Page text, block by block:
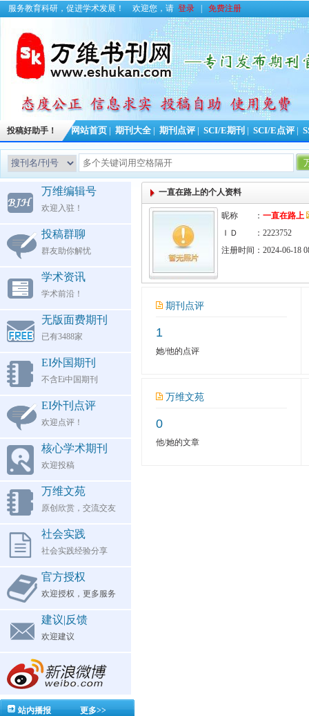
服务教育科研，促进学术发展！ 欢迎您，请 登录 免费注册
投稿好助手！ 网站首页 期刊大全 期刊点评 SCI/E期刊 SCI/E点评
万维编辑号
欢迎入驻！
投稿群聊
群友助你解忧
学术资讯
学术前沿！
无版面费期刊
已有3488家
EI外国期刊
不含Ei中国期刊
EI外刊点评
欢迎点评！
核心学术期刊
欢迎投稿
万维文苑
原创欣赏，交流交友
社会实践
社会实践经验分享
官方授权
欢迎授权，更多服务
建议|反馈
欢迎建议
更多>>
站内播报
一直在路上的个人资料
昵称 ： 一直在路上
ＩＤ ：2223752
注册时间：2024-06-18
期刊点评
1
她/他的点评
万维文苑
0
他/她的文章